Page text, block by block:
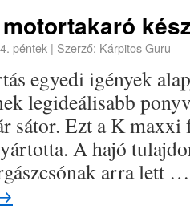
péntek | Szerző: Kárpitos Guru
egyedi igények
legideálisabb
sátor. Ezt a K maxxi
A hajó
arra lett